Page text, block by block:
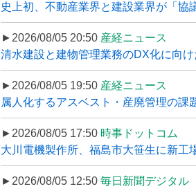
史上初、不動産業界と建設業界が「協
►2026/08/05 20:50 産経ニュース
清水建設と建物管理業務のDX化に向
►2026/08/05 19:50 産経ニュース
属人化するアスベスト・産廃管理の課
►2026/08/05 17:50 時事ドットコム
大川電機製作所、福島市大笹生に新工
►2026/08/05 12:50 毎日新聞デジタル